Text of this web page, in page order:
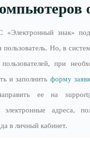
знак»
Но, в
пользователей, при
и заполнить форму
ее на
адреса,
в личный кабинет.